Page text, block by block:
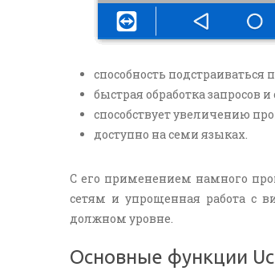
способность
быстрая обработка запросов
способствует увеличению
доступно на семи языках.
С его применением намного
сетям и упрощенная работа с
должном уровне.
Основные функции